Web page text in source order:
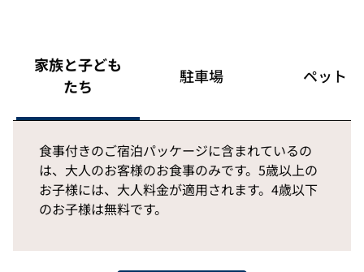
家族と子ども
たち
駐車場 ペット
食事付きのご宿泊パッケージに含まれているの
は、大人のお客様のお食事のみです。5歳以上の
お子様には、大人料金が適用されます。4歳以下
のお子様は無料です。